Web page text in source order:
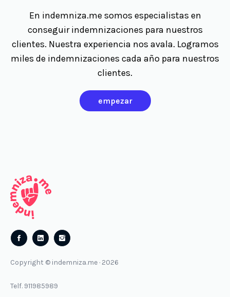
En indemniza.me somos especialistas en
conseguir indemnizaciones para nuestros
clientes. Nuestra experiencia nos avala. Logramos
miles de indemnizaciones cada año para nuestros
clientes.
empezar
Follow
on
Follow
on
Copyright © indemniza.me · 2026
Telf. 911985989